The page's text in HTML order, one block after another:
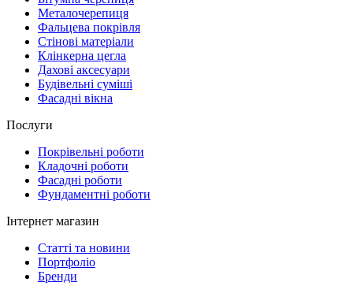
Металочерепиця
Фальцева покрівля
Стінові матеріали
Клінкерна цегла
Дахові аксесуари
Будівельні суміші
Фасадні вікна
Послуги
Покрівельні роботи
Кладочні роботи
Фасадні роботи
Фундаментні роботи
Інтернет магазин
Статті та новини
Портфоліо
Бренди